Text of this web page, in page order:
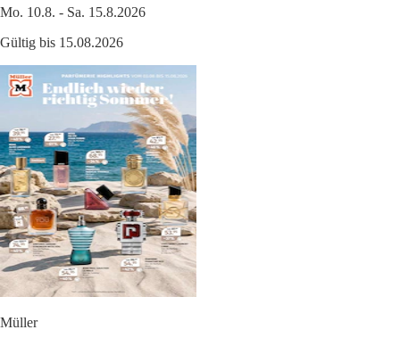
Mo. 10.8. - Sa. 15.8.2026
Gültig bis 15.08.2026
Müller